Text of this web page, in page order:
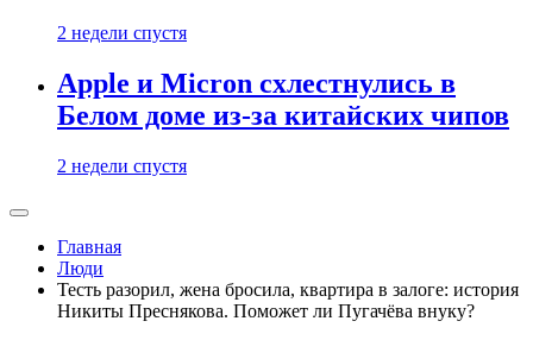
2 недели спустя
Apple и Micron схлестнулись в
Белом доме из-за китайских чипов
2 недели спустя
Главная
Люди
Тесть разорил, жена бросила, квартира в залоге: история
Никиты Преснякова. Поможет ли Пугачёва внуку?